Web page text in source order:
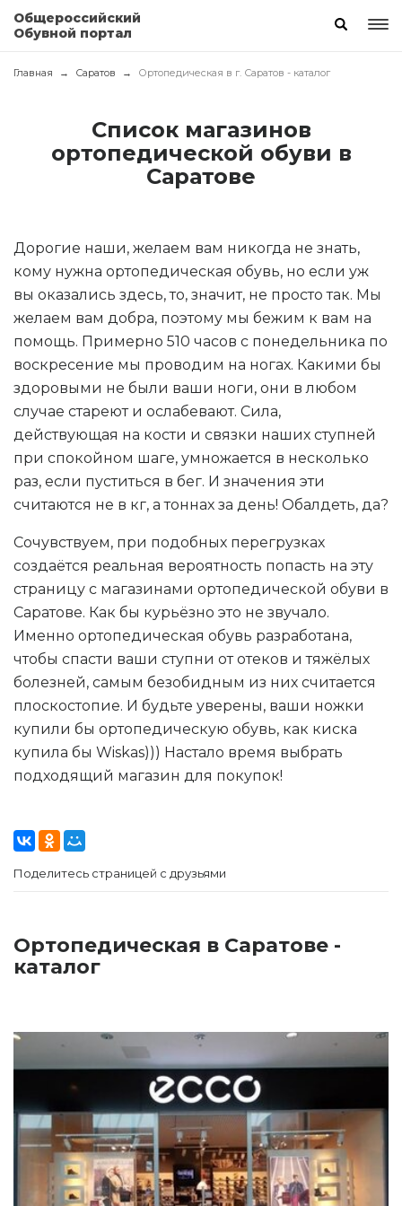
Общероссийский
Обувной портал
Главная Саратов Ортопедическая в г. Саратов - каталог
Список магазинов
ортопедической обуви в
Саратове
Дорогие наши, желаем вам никогда не знать,
кому нужна ортопедическая обувь, но если уж
вы оказались здесь, то, значит, не просто так. Мы
желаем вам добра, поэтому мы бежим к вам на
помощь. Примерно 510 часов с понедельника по
воскресение мы проводим на ногах. Какими бы
здоровыми не были ваши ноги, они в любом
случае стареют и ослабевают. Сила,
действующая на кости и связки наших ступней
при спокойном шаге, умножается в несколько
раз, если пуститься в бег. И значения эти
считаются не в кг, а тоннах за день! Обалдеть, да?
Сочувствуем, при подобных перегрузках
создаётся реальная вероятность попасть на эту
страницу с магазинами ортопедической обуви в
Саратове. Как бы курьёзно это не звучало.
Именно ортопедическая обувь разработана,
чтобы спасти ваши ступни от отеков и тяжёлых
болезней, самым безобидным из них считается
плоскостопие. И будьте уверены, ваши ножки
купили бы ортопедическую обувь, как киска
купила бы Wiskas))) Настало время выбрать
подходящий магазин для покупок!
Поделитесь страницей с друзьями
Ортопедическая в Саратове -
каталог